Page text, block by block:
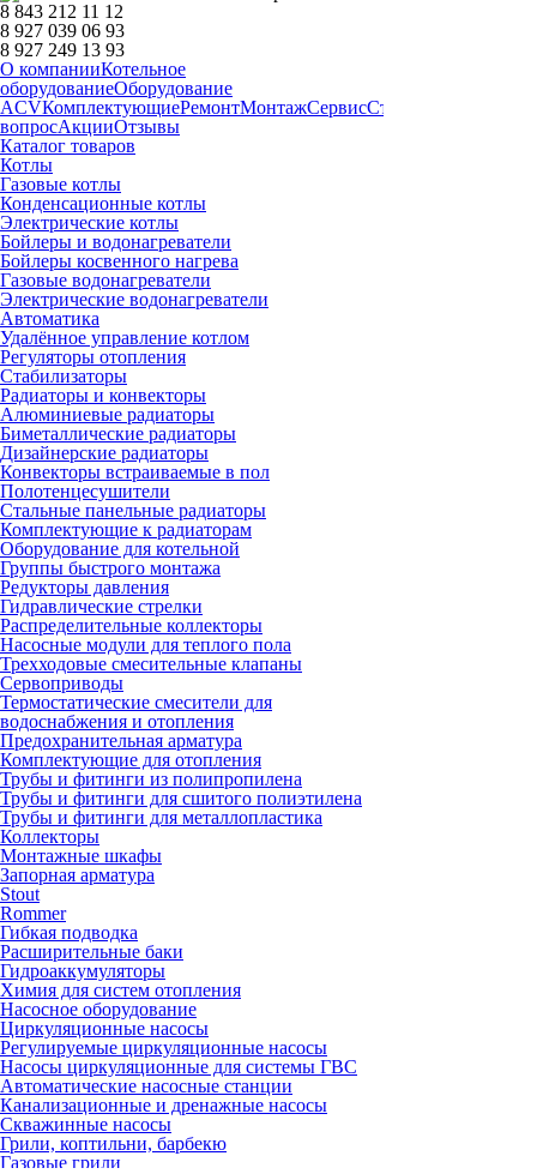
8 843 212 11 12
8 927 039 06 93
8 927 249 13 93
О компанииКотельное
оборудованиеОборудование
ACVКомплектующиеРемонтМонтажСервисСтатьи
вопросАкцииОтзывы
Каталог товаров
Котлы
Газовые котлы
Конденсационные котлы
Электрические котлы
Бойлеры и водонагреватели
Бойлеры косвенного нагрева
Газовые водонагреватели
Электрические водонагреватели
Автоматика
Удалённое управление котлом
Регуляторы отопления
Стабилизаторы
Радиаторы и конвекторы
Алюминиевые радиаторы
Биметаллические радиаторы
Дизайнерские радиаторы
Конвекторы встраиваемые в пол
Полотенцесушители
Стальные панельные радиаторы
Комплектующие к радиаторам
Оборудование для котельной
Группы быстрого монтажа
Редукторы давления
Гидравлические стрелки
Распределительные коллекторы
Насосные модули для теплого пола
Трехходовые смесительные клапаны
Сервоприводы
Термостатические смесители для
водоснабжения и отопления
Предохранительная арматура
Комплектующие для отопления
Трубы и фитинги из полипропилена
Трубы и фитинги для сшитого полиэтилена
Трубы и фитинги для металлопластика
Коллекторы
Монтажные шкафы
Запорная арматура
Stout
Rommer
Гибкая подводка
Расширительные баки
Гидроаккумуляторы
Химия для систем отопления
Насосное оборудование
Циркуляционные насосы
Регулируемые циркуляционные насосы
Насосы циркуляционные для системы ГВС
Автоматические насосные станции
Канализационные и дренажные насосы
Скважинные насосы
Грили, коптильни, барбекю
Газовые грили